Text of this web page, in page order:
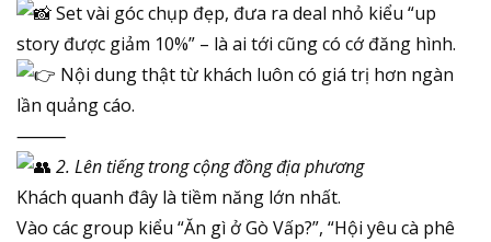
Set vài góc chụp đẹp, đưa ra deal nhỏ kiểu “up
story được giảm 10%” – là ai tới cũng có cớ đăng hình.
Nội dung thật từ khách luôn có giá trị hơn ngàn
lần quảng cáo.
⸻
2. Lên tiếng trong cộng đồng địa phương
Khách quanh đây là tiềm năng lớn nhất.
Vào các group kiểu “Ăn gì ở Gò Vấp?”, “Hội yêu cà phê